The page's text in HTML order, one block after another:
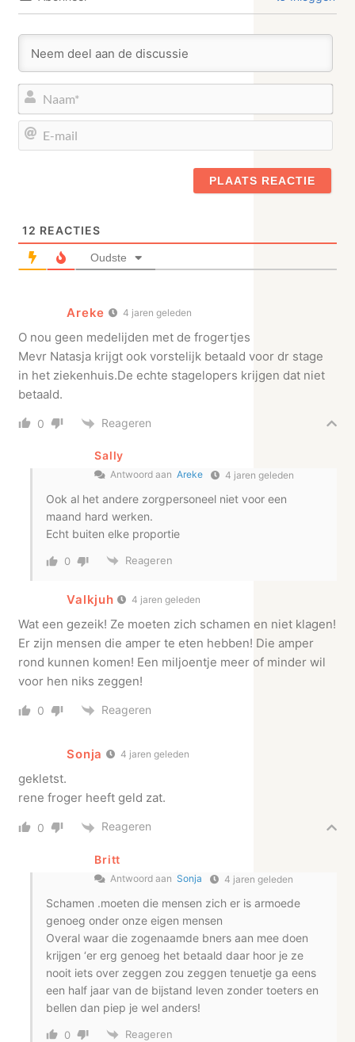
12 REACTIES
Oudste
Areke 4 jaren geleden
O nou geen medelijden met de frogertjes
Mevr Natasja krijgt ook vorstelijk betaald voor dr stage
in het ziekenhuis.De echte stagelopers krijgen dat niet
betaald.
0 Reageren
Sally
Antwoord aanAreke 4 jaren geleden
Ook al het andere zorgpersoneel niet voor een
maand hard werken.
Echt buiten elke proportie
0 Reageren
Valkjuh 4 jaren geleden
Wat een gezeik! Ze moeten zich schamen en niet klagen!
Er zijn mensen die amper te eten hebben! Die amper
rond kunnen komen! Een miljoentje meer of minder wil
voor hen niks zeggen!
0 Reageren
Sonja 4 jaren geleden
gekletst.
rene froger heeft geld zat.
0 Reageren
Britt
Antwoord aanSonja 4 jaren geleden
Schamen .moeten die mensen zich er is armoede
genoeg onder onze eigen mensen
Overal waar die zogenaamde bners aan mee doen
krijgen ‘er erg genoeg het betaald daar hoor je ze
nooit iets over zeggen zou zeggen tenuetje ga eens
een half jaar van de bijstand leven zonder toeters en
bellen dan piep je wel anders!
0 Reageren